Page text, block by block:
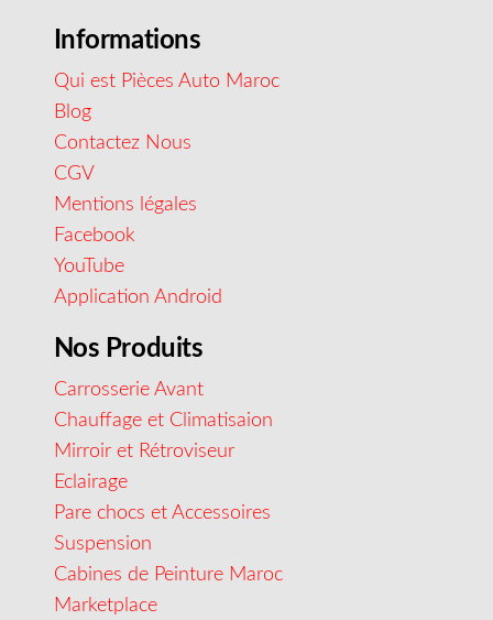
Informations
Qui est Pièces Auto Maroc
Blog
Contactez Nous
CGV
Mentions légales
Facebook
YouTube
Application Android
Nos Produits
Carrosserie Avant
Chauffage et Climatisaion
Mirroir et Rétroviseur
Eclairage
Pare chocs et Accessoires
Suspension
Cabines de Peinture Maroc
Marketplace